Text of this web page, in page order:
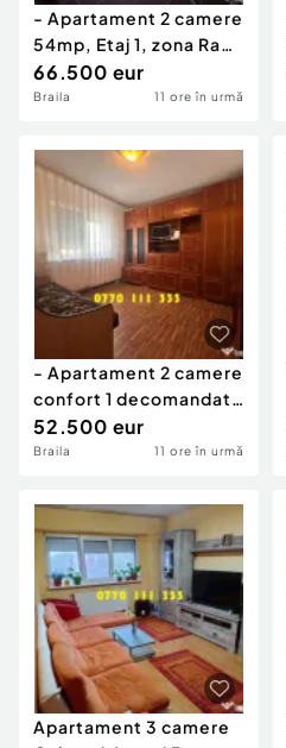
- Apartament 2 camere
54mp, Etaj 1, zona Radu
Negru
66.500 eur
Braila 11 ore în urmă
- Apartament 2 camere
confort 1 decomandat,
Zona Buzaului.
52.500 eur
Braila 11 ore în urmă
Apartament 3 camere